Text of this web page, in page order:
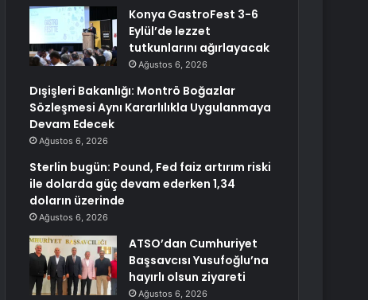
Konya GastroFest 3-6
Eylül’de lezzet
tutkunlarını ağırlayacak
Ağustos 6, 2026
Dışişleri Bakanlığı: Montrö Boğazlar
Sözleşmesi Aynı Kararlılıkla Uygulanmaya
Devam Edecek
Ağustos 6, 2026
Sterlin bugün: Pound, Fed faiz artırım riski
ile dolarda güç devam ederken 1,34
doların üzerinde
Ağustos 6, 2026
ATSO’dan Cumhuriyet
Başsavcısı Yusufoğlu’na
hayırlı olsun ziyareti
Ağustos 6, 2026